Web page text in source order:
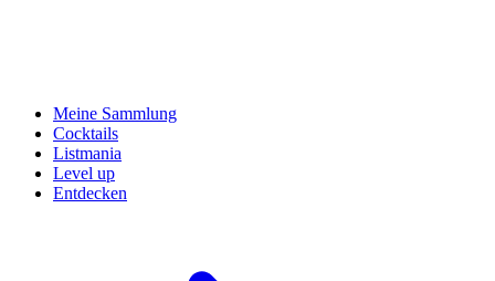
Meine Sammlung
Cocktails
Listmania
Level up
Entdecken